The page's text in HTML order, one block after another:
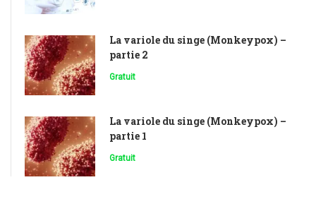
La variole du singe (Monkeypox) –
partie 2
Gratuit
La variole du singe (Monkeypox) –
partie 1
Gratuit